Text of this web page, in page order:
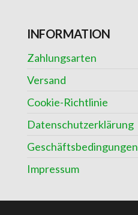
INFORMATION
Zahlungsarten
Versand
Cookie-Richtlinie
Datenschutzerklärung
Geschäftsbedingungen
Impressum